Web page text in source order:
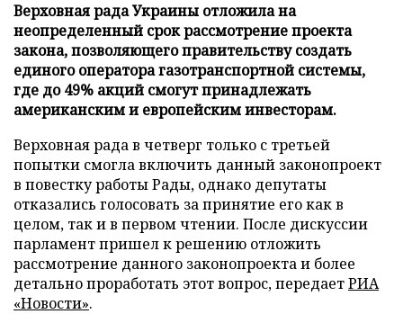
Верховная рада Украины отложила на
неопределенный срок рассмотрение проекта
закона, позволяющего правительству создать
единого оператора газотранспортной системы,
где до 49% акций смогут принадлежать
американским и европейским инвесторам.
Верховная рада в четверг только с третьей
попытки смогла включить данный законопроект
в повестку работы Рады, однако депутаты
отказались голосовать за принятие его как в
целом, так и в первом чтении. После дискуссии
парламент пришел к решению отложить
рассмотрение данного законопроекта и более
детально проработать этот вопрос, передаетРИА
«Новости».